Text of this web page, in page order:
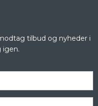
tilbud og nyheder i
igen.